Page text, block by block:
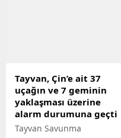
Tayvan, Çin’e ait 37
uçağın ve 7 geminin
yaklaşması üzerine
alarm durumuna geçti
Tayvan Savunma